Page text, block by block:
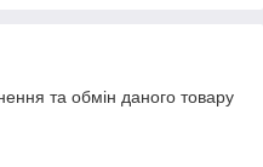
та обмін даного товару